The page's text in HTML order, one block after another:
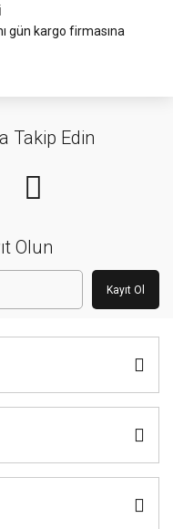
gün kargo firmasına
Takip Edin
Olun
Kayıt Ol